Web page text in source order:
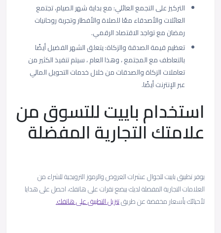
التركيز على التجمع العائلي: مع بداية شهر الصيام، تجتمع
العائلات والأصدقاء معًا للصلاة والأفطار وتجربة روحانيات
رمضان مع تواجد الاقتصاد الرقمي.
تعظيم قيمة الصدقة والزكاة: يتعلق الشهر الفضيل أيضًا
بالتعاطف مع المجتمع ، وهذا العام ، سيتم تنفيذ الكثير من
تعاملات الزكاة والصدقات من خلال خدمات التحويل المالي
عبر الإنترنت أيضًا.
استخدام باييت للتسوق من
علامتك التجارية المفضلة
يوفر تطبيق باييت للجوال عشرات العروض والرموز الترويجية للشراء من
العلامات التجارية المفضلة لديك ببضع نقرات على هاتفك، احصل على هدايا
لأحبائك بأسعار مخفضة عن طريقتنزيل التطبيق على هاتفك.